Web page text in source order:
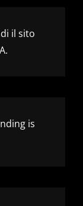
il sito
is